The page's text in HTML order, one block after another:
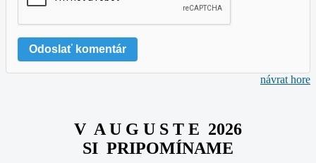
návrat hore
V A U G U S T E 2026
SI PRIPOMÍNAME